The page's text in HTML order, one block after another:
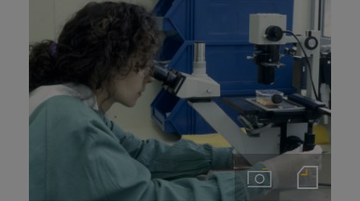
ImágenesNotas de prensa